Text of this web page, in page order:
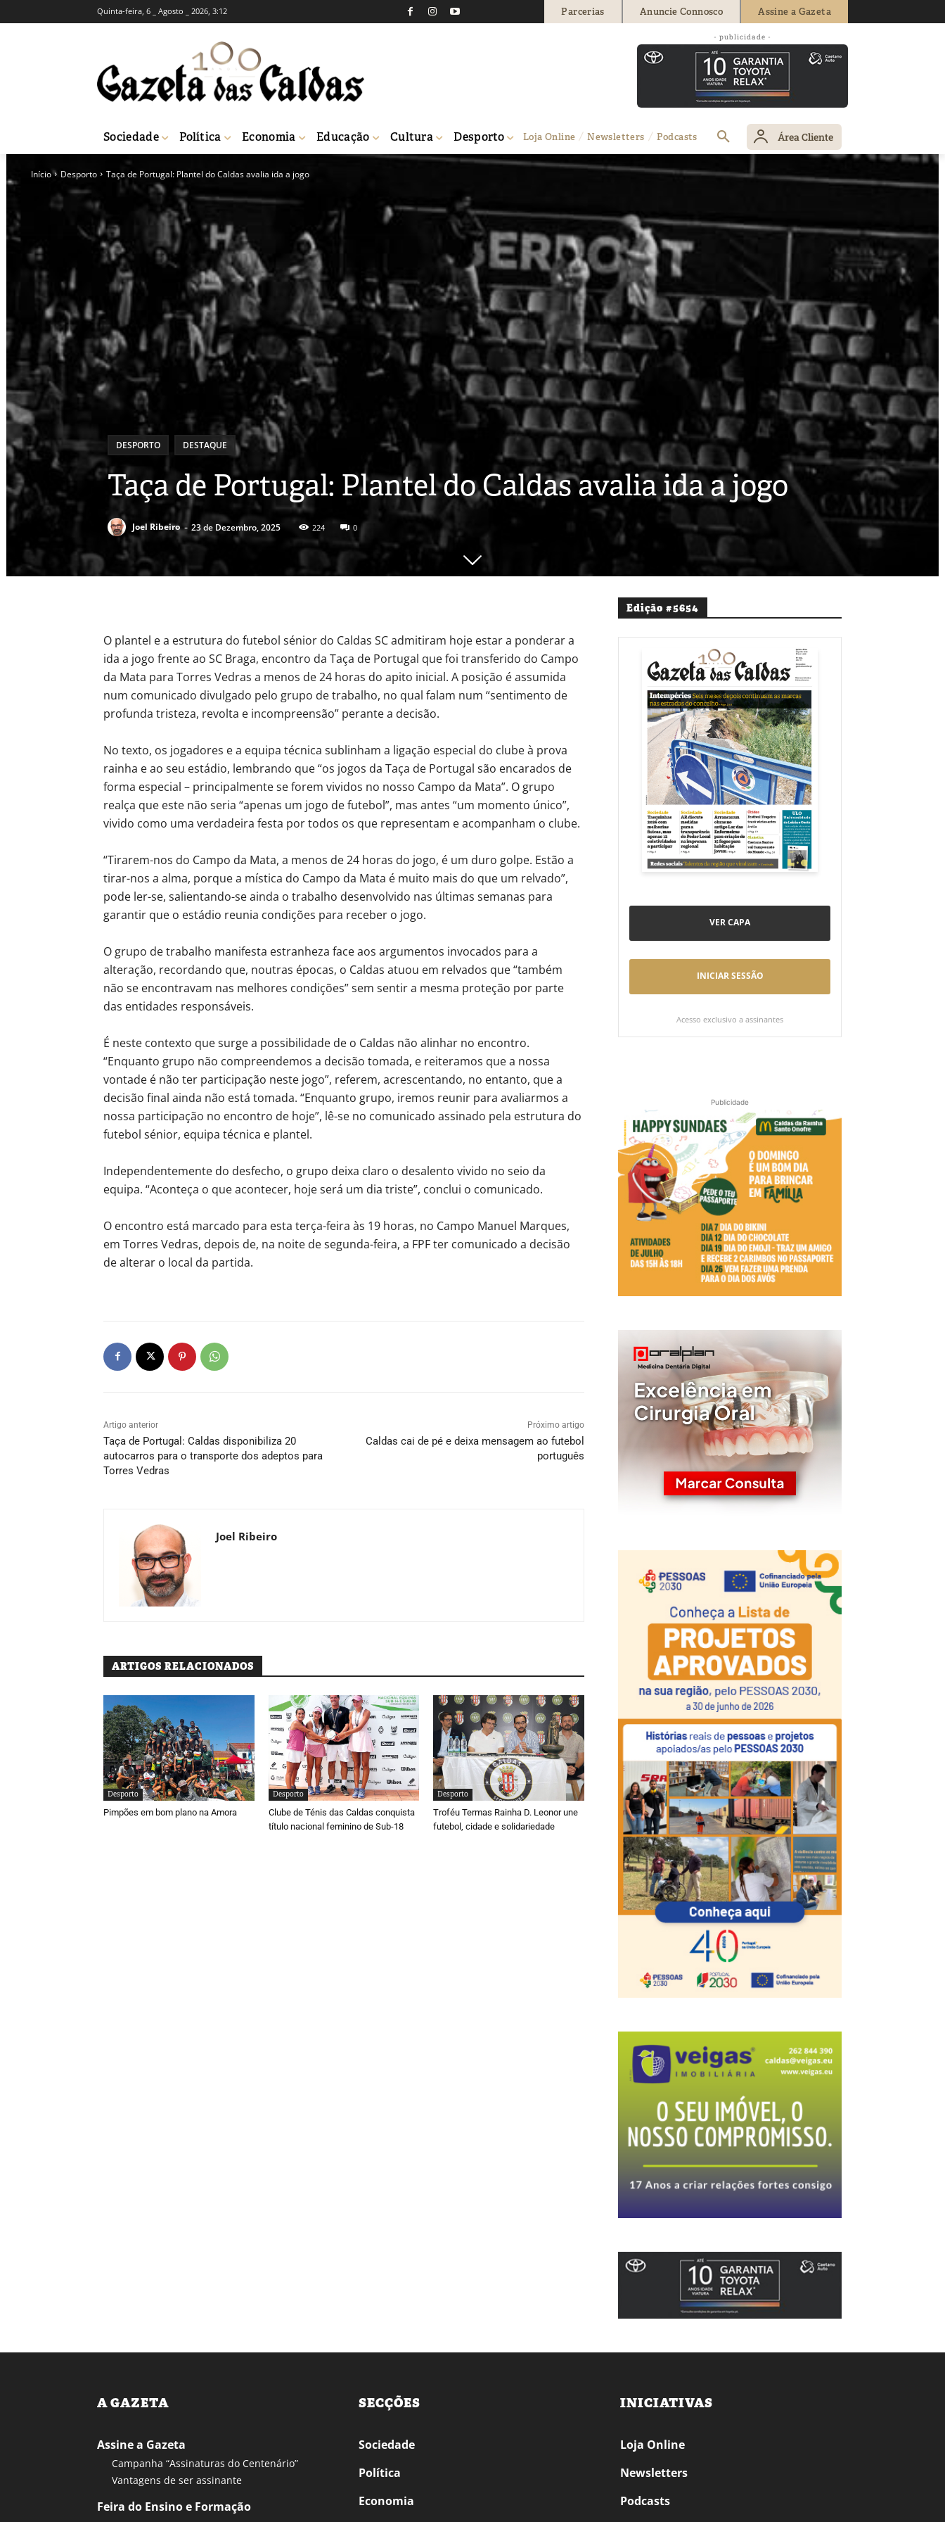
Quinta-feira, 6 _ Agosto _ 2026, 3:12 Parcerias Anuncie Connosco Assine a Gazeta
- publicidade -
Sociedade Política Economia Educação Cultura Desporto Loja Online Newsletters Podcasts Área Cliente
Início Desporto Taça de Portugal: Plantel do Caldas avalia ida a jogo
DESPORTO DESTAQUE
Taça de Portugal: Plantel do Caldas avalia ida a jogo
Joel Ribeiro - 23 de Dezembro, 2025 224 0
O plantel e a estrutura do futebol sénior do Caldas SC admitiram hoje estar a ponderar a
ida a jogo frente ao SC Braga, encontro da Taça de Portugal que foi transferido do Campo
da Mata para Torres Vedras a menos de 24 horas do apito inicial. A posição é assumida
num comunicado divulgado pelo grupo de trabalho, no qual falam num “sentimento de
profunda tristeza, revolta e incompreensão” perante a decisão.
No texto, os jogadores e a equipa técnica sublinham a ligação especial do clube à prova
rainha e ao seu estádio, lembrando que “os jogos da Taça de Portugal são encarados de
forma especial – principalmente se forem vividos no nosso Campo da Mata”. O grupo
realça que este não seria “apenas um jogo de futebol”, mas antes “um momento único”,
vivido como uma verdadeira festa por todos os que representam e acompanham o clube.
“Tirarem-nos do Campo da Mata, a menos de 24 horas do jogo, é um duro golpe. Estão a
tirar-nos a alma, porque a mística do Campo da Mata é muito mais do que um relvado”,
pode ler-se, salientando-se ainda o trabalho desenvolvido nas últimas semanas para
garantir que o estádio reunia condições para receber o jogo.
O grupo de trabalho manifesta estranheza face aos argumentos invocados para a
alteração, recordando que, noutras épocas, o Caldas atuou em relvados que “também
não se encontravam nas melhores condições” sem sentir a mesma proteção por parte
das entidades responsáveis.
É neste contexto que surge a possibilidade de o Caldas não alinhar no encontro.
“Enquanto grupo não compreendemos a decisão tomada, e reiteramos que a nossa
vontade é não ter participação neste jogo”, referem, acrescentando, no entanto, que a
decisão final ainda não está tomada. “Enquanto grupo, iremos reunir para avaliarmos a
nossa participação no encontro de hoje”, lê-se no comunicado assinado pela estrutura do
futebol sénior, equipa técnica e plantel.
Independentemente do desfecho, o grupo deixa claro o desalento vivido no seio da
equipa. “Aconteça o que acontecer, hoje será um dia triste”, conclui o comunicado.
O encontro está marcado para esta terça-feira às 19 horas, no Campo Manuel Marques,
em Torres Vedras, depois de, na noite de segunda-feira, a FPF ter comunicado a decisão
de alterar o local da partida.
Artigo anterior
Taça de Portugal: Caldas disponibiliza 20
autocarros para o transporte dos adeptos para
Torres Vedras
Próximo artigo
Caldas cai de pé e deixa mensagem ao futebol
português
Joel Ribeiro
ARTIGOS RELACIONADOS
Desporto
Pimpões em bom plano na Amora
Desporto
Clube de Ténis das Caldas conquista
título nacional feminino de Sub-18
Desporto
Troféu Termas Rainha D. Leonor une
futebol, cidade e solidariedade
Edição #5654
VER CAPA
INICIAR SESSÃO
Acesso exclusivo a assinantes
Publicidade
A GAZETA
Assine a Gazeta
Campanha “Assinaturas do Centenário”
Vantagens de ser assinante
Feira do Ensino e Formação
SECÇÕES
Sociedade
Política
Economia
INICIATIVAS
Loja Online
Newsletters
Podcasts